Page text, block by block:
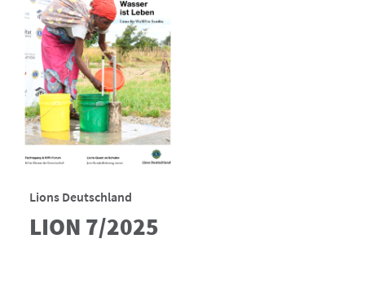
Lions Deutschland
LION 7/2025